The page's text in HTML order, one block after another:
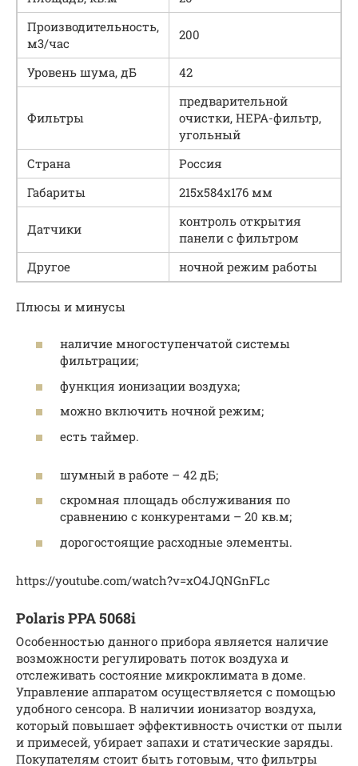
Производительность,
м3/час
200
Уровень шума, дБ 42
Фильтры
предварительной
очистки, НЕРА-фильтр,
угольный
Страна
Россия
Габариты
215x584x176 мм
Датчики
контроль открытия
панели с фильтром
Другое
ночной режим работы
Плюсы и минусы
наличие многоступенчатой системы
фильтрации;
функция ионизации воздуха;
можно включить ночной режим;
есть таймер.
шумный в работе – 42 дБ;
скромная площадь обслуживания по
сравнению с конкурентами – 20 кв.м;
дорогостоящие расходные элементы.
https://youtube.com/watch?v=xO4JQNGnFLc
Polaris PPA 5068i
Особенностью данного прибора является наличие
возможности регулировать поток воздуха и
отслеживать состояние микроклимата в доме.
Управление аппаратом осуществляется с помощью
удобного сенсора. В наличии ионизатор воздуха,
который повышает эффективность очистки от пыли
и примесей, убирает запахи и статические заряды.
Покупателям стоит быть готовым, что фильтры